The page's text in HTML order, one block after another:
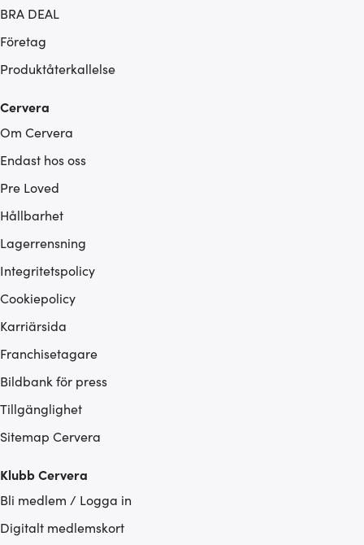
BRA DEAL
Företag
Produktåterkallelse
Cervera
Om Cervera
Endast hos oss
Pre Loved
Hållbarhet
Lagerrensning
Integritetspolicy
Cookiepolicy
Karriärsida
Franchisetagare
Bildbank för press
Tillgänglighet
Sitemap Cervera
Klubb Cervera
Bli medlem / Logga in
Digitalt medlemskort